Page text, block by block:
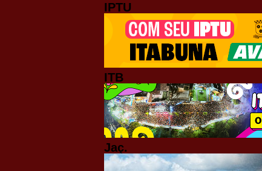
IPTU
ITB
Jaç.